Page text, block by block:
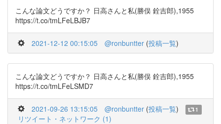
こんな論文どうですか？ 日高さんと私(勝俣 銓吉郎),1955
https://t.co/tmLFeLBJB7
2021-12-12 00:15:05 @ronbuntter (投稿一覧)
こんな論文どうですか？ 日高さんと私(勝俣 銓吉郎),1955
https://t.co/tmLFeLSMD7
2021-09-26 13:15:05 @ronbuntter (投稿一覧) 1
リツイート・ネットワーク (1)